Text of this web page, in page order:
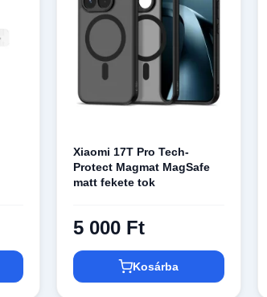
Xiaomi 17T Pro Tech-
Protect Magmat MagSafe
matt fekete tok
5 000 Ft
Kosárba